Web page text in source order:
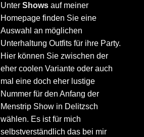
UnterShows auf meiner
Homepage finden Sie eine
Auswahl an möglichen
Unterhaltung Outfits für ihre Party.
Hier können Sie zwischen der
eher coolen Variante oder auch
mal eine doch eher lustige
Nummer für den Anfang der
Menstrip Show in Delitzsch
wählen. Es ist für mich
selbstverständlich das bei mir